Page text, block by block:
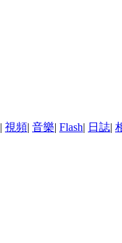
| 視頻| 音樂| Flash| 日誌|